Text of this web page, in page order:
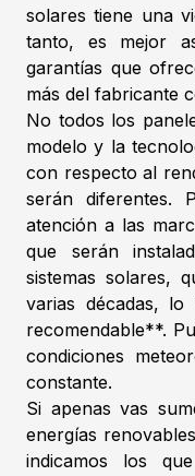
solares tiene una
tanto, es mejor
garantías que
más del fabricante
No todos los
modelo y la
con respecto al
serán diferentes.
atención a las
que serán
sistemas solares,
varias décadas,
recomendable**.
condiciones
constante.
Si apenas vas
energías
indicamos los